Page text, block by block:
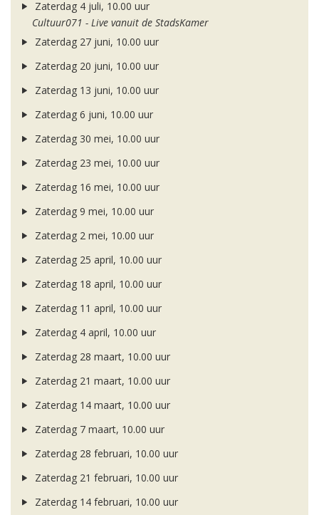
Zaterdag 4 juli, 10.00 uur
Cultuur071 - Live vanuit de StadsKamer
Zaterdag 27 juni, 10.00 uur
Zaterdag 20 juni, 10.00 uur
Zaterdag 13 juni, 10.00 uur
Zaterdag 6 juni, 10.00 uur
Zaterdag 30 mei, 10.00 uur
Zaterdag 23 mei, 10.00 uur
Zaterdag 16 mei, 10.00 uur
Zaterdag 9 mei, 10.00 uur
Zaterdag 2 mei, 10.00 uur
Zaterdag 25 april, 10.00 uur
Zaterdag 18 april, 10.00 uur
Zaterdag 11 april, 10.00 uur
Zaterdag 4 april, 10.00 uur
Zaterdag 28 maart, 10.00 uur
Zaterdag 21 maart, 10.00 uur
Zaterdag 14 maart, 10.00 uur
Zaterdag 7 maart, 10.00 uur
Zaterdag 28 februari, 10.00 uur
Zaterdag 21 februari, 10.00 uur
Zaterdag 14 februari, 10.00 uur